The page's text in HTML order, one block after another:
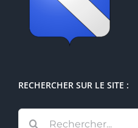
RECHERCHER SUR LE SITE :